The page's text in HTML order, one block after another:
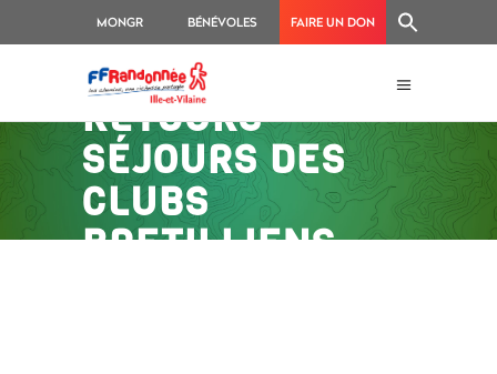
MONGR BÉNÉVOLES FAIRE UN DON
RETOURS
SÉJOURS DES
CLUBS
BRETILLIENS